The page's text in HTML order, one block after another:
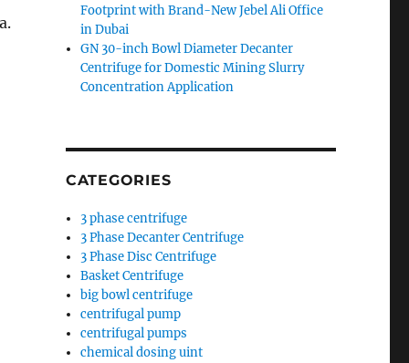
Footprint with Brand-New Jebel Ali Office
in Dubai
GN 30-inch Bowl Diameter Decanter
Centrifuge for Domestic Mining Slurry
Concentration Application
CATEGORIES
3 phase centrifuge
3 Phase Decanter Centrifuge
3 Phase Disc Centrifuge
Basket Centrifuge
big bowl centrifuge
centrifugal pump
centrifugal pumps
chemical dosing uint